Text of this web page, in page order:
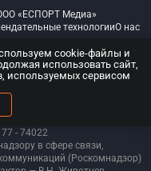
«ЕСПОРТ Медиа»
технологииО нас
права защищены
средств массовой
- 74022
в сфере связи,
(Роскомнадзор)
cookie-файлы и
использовать сайт,
используемых сервисом